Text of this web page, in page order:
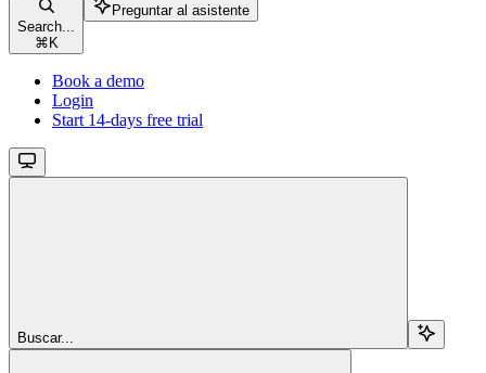
Search...
⌘ K
Preguntar al asistente
Book a demo
Login
Start 14-days free trial
Buscar...